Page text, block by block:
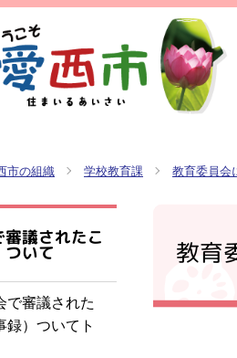
市の組織 学校教育課 教育委員会
教育
議されたこ
いて
で審議された
録）ついてト